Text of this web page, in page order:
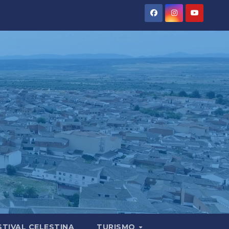
CELESTINA TURISMO